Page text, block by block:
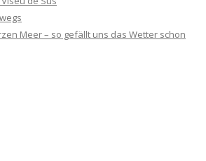
Meer – so gefällt uns das Wetter schon